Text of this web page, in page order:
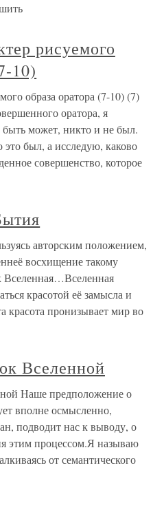
рисуемого
10)
образа оратора (7-10) (7)
оратора, я
может, никто и не был.
был, а исследую, каково
совершенство, которое
авторским положением,
восхищение такому
красотой её замысла и
красота пронизывает мир во
Вселенной
Наше предположение о
вполне осмысленно,
подводит нас к выводу, о
этим процессом.Я называю
от семантического